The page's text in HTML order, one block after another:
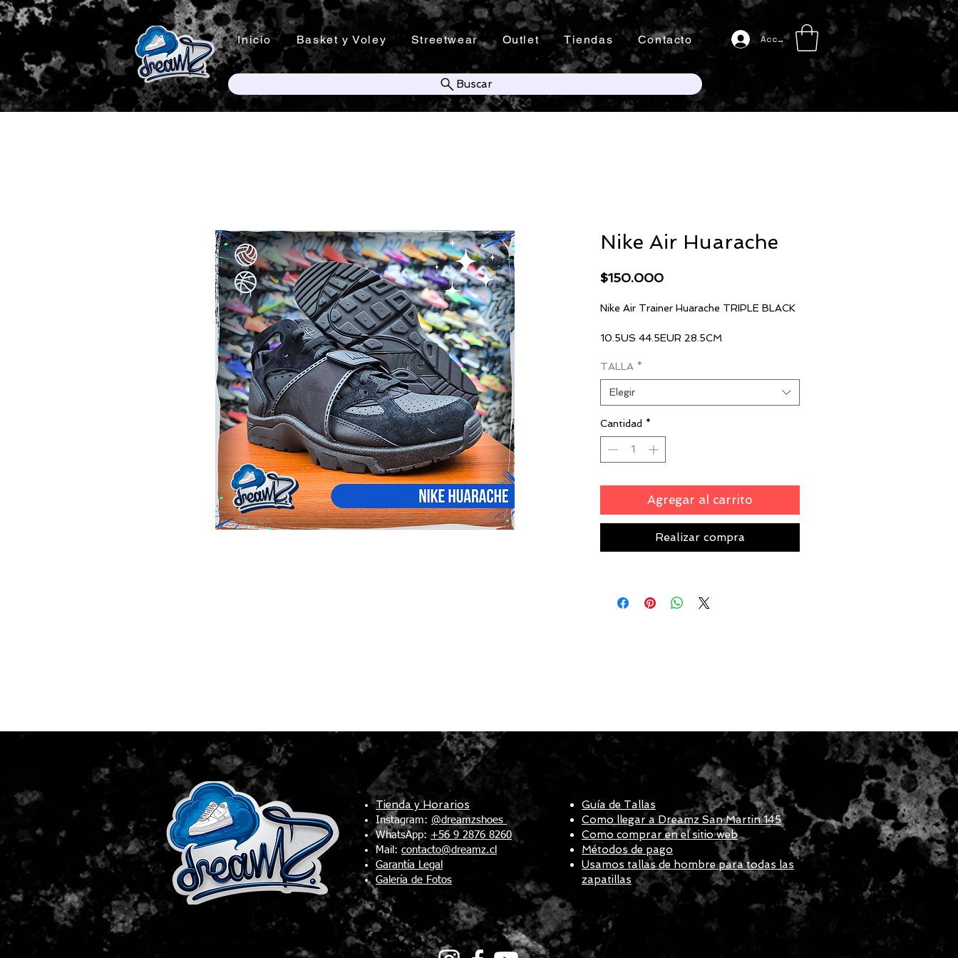
Inicio Basket y Voley Streetwear Outlet Tiendas Contacto
Buscar
Acceso
Nike Air Huarache
$150.000Precio
Nike Air Trainer Huarache TRIPLE BLACK
10.5US 44.5EUR 28.5CM
$150.000
no box!
TALLA *
Elegir
Cantidad *
Agregar al carrito
Realizar compra
Tienda y Horarios
Instagram: @dreamzshoes
WhatsApp:+56 9 2876 8260
Mail: contacto@dreamz.cl
Garantía Legal
Galería de Fotos
Guía de Tallas
Como llegar a Dreamz San Martin 145
Como comprar en el sitio web
Métodos de pago
Usamos tallas de hombre para todas las
zapatillas